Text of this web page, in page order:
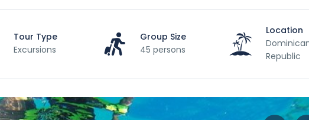
Tour Type
Excursions
Group Size
45 persons
Location
Republic